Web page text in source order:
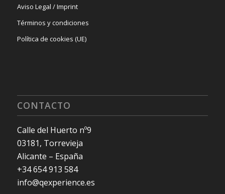
Aviso Legal / Imprint
Términos y condiciones
Política de cookies (UE)
CONTACTO
Calle del Huerto nº9
03181, Torrevieja
Alicante – España
+34 654 913 584
info@qexperience.es